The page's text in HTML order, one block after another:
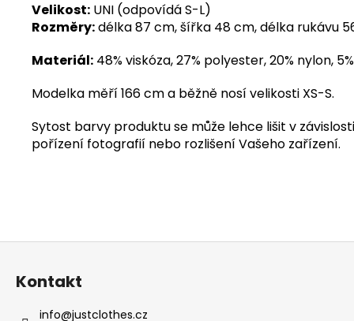
Velikost: UNI (odpovídá S-L)
Rozměry:délka 87 cm, šířka 48 cm, délka rukávu
Materiál: 48% viskóza, 27% polyester, 20% nylon,
Modelka měří 166 cm a běžně nosí velikosti XS-S.
Sytost barvy produktu se může lehce lišit v
pořízení fotografií nebo rozlišení Vašeho zařízení.
Kontakt
info@justclothes.cz